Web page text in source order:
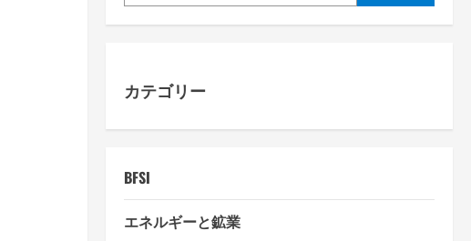
カテゴリー
BFSI
エネルギーと鉱業